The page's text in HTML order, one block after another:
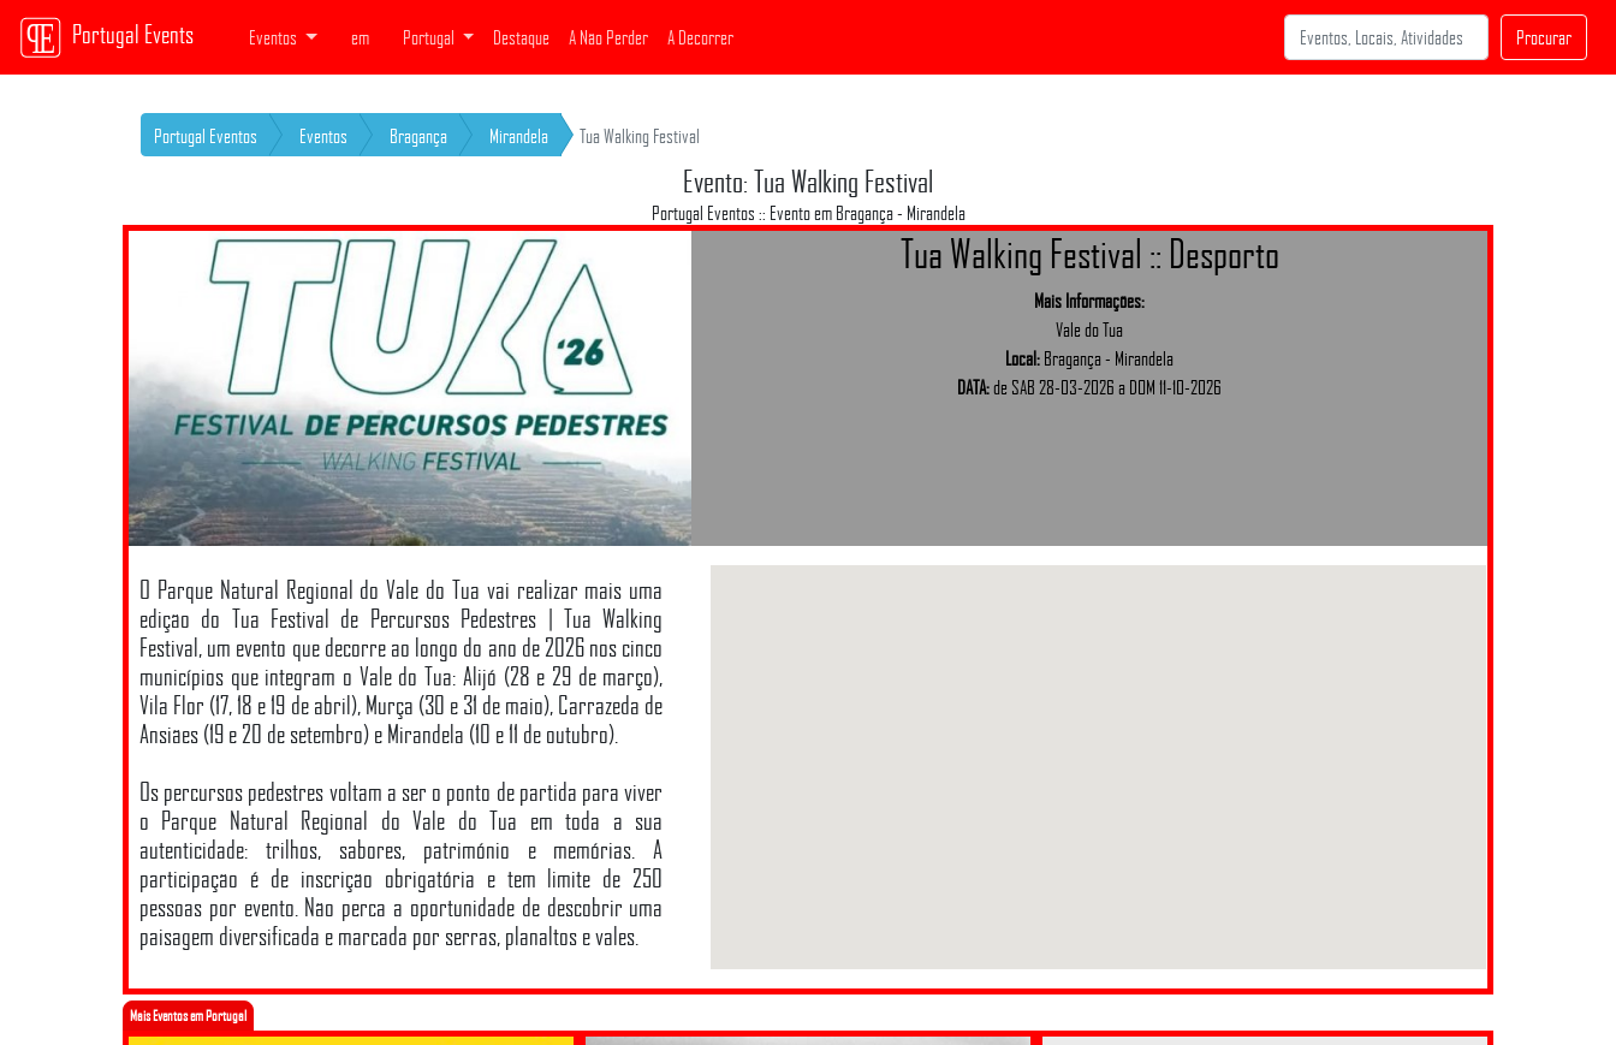
Portugal Events Eventos em Portugal Destaque A Não Perder A Decorrer Procurar
Portugal Eventos Eventos Bragança Mirandela Tua Walking Festival
Evento: Tua Walking Festival
Portugal Eventos :: Evento em Bragança - Mirandela
Tua Walking Festival :: Desporto
Mais Informações:
Vale do Tua
Local: Bragança - Mirandela
DATA:de SAB 28-03-2026 a DOM 11-10-2026
O Parque Natural Regional do Vale do Tua vai realizar mais uma
edição do Tua Festival de Percursos Pedestres | Tua Walking
Festival, um evento que decorre ao longo do ano de 2026 nos cinco
municípios que integram o Vale do Tua: Alijó (28 e 29 de março),
Vila Flor (17, 18 e 19 de abril), Murça (30 e 31 de maio), Carrazeda de
Ansiães (19 e 20 de setembro) e Mirandela (10 e 11 de outubro).
Os percursos pedestres voltam a ser o ponto de partida para viver
o Parque Natural Regional do Vale do Tua em toda a sua
autenticidade: trilhos, sabores, património e memórias. A
participação é de inscrição obrigatória e tem limite de 250
pessoas por evento. Não perca a oportunidade de descobrir uma
paisagem diversificada e marcada por serras, planaltos e vales.
Mais Eventos em Portugal